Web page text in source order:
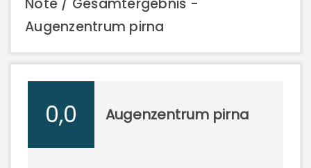
Note / Gesamtergebnis -
Augenzentrum pirna
0,0 Augenzentrum pirna